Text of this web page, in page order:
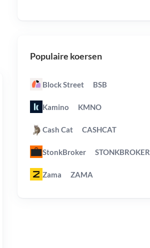
Populaire koersen
Block Street BSB
Kamino KMNO
Cash Cat CASHCAT
StonkBroker STONKBROKER
Zama ZAMA